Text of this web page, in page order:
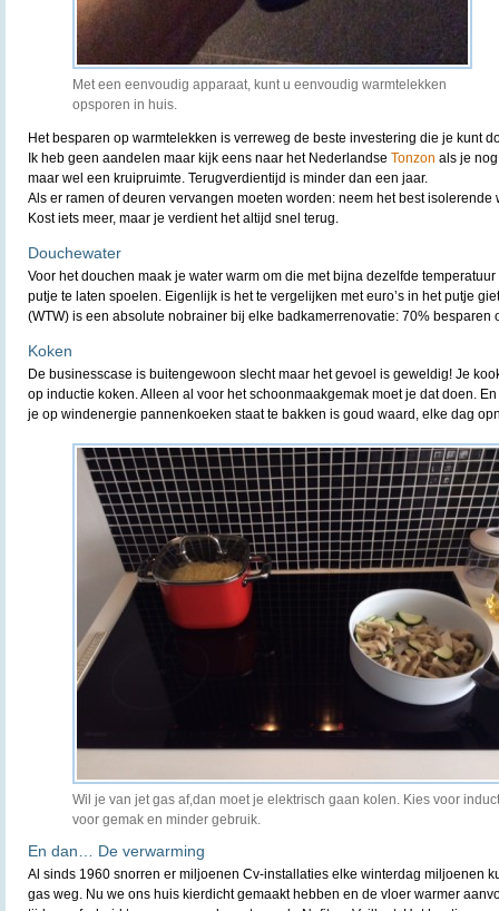
Met een eenvoudig apparaat, kunt u eenvoudig warmtelekken
opsporen in huis.
Het besparen op warmtelekken is verreweg de beste investering die je kunt
Ik heb geen aandelen maar kijk eens naar het Nederlandse Tonzon als je
maar wel een kruipruimte. Terugverdientijd is minder dan een jaar.
Als er ramen of deuren vervangen moeten worden: neem het best isolerende
Kost iets meer, maar je verdient het altijd snel terug.
Douchewater
Voor het douchen maak je water warm om die met bijna dezelfde temperatuur
putje te laten spoelen. Eigenlijk is het te vergelijken met euro’s in het putje
(WTW) is een absolute nobrainer bij elke badkamerrenovatie: 70% besparen
Koken
De businesscase is buitengewoon slecht maar het gevoel is geweldig! Je
op inductie koken. Alleen al voor het schoonmaakgemak moet je dat doen.
je op windenergie pannenkoeken staat te bakken is goud waard, elke dag
Wil je van jet gas af,dan moet je elektrisch gaan kolen. Kies voor
voor gemak en minder gebruik.
En dan… De verwarming
Al sinds 1960 snorren er miljoenen Cv-installaties elke winterdag miljoenen
gas weg. Nu we ons huis kierdicht gemaakt hebben en de vloer warmer